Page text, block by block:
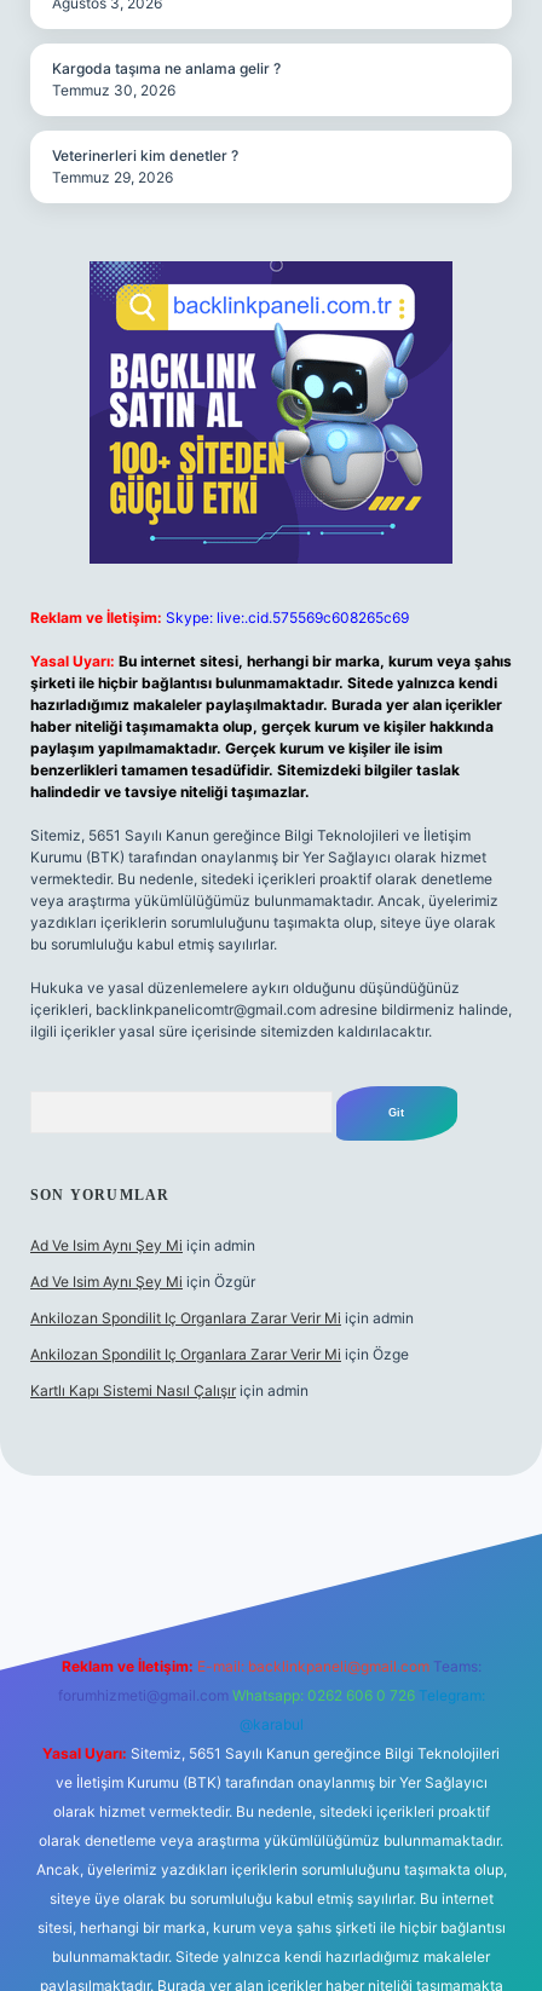
Kargoda taşıma ne anlama gelir ?
Temmuz 30, 2026
Veterinerleri kim denetler ?
Temmuz 29, 2026
Reklam ve İletişim: Skype: live:.cid.575569c608265c69
Yasal Uyarı: Bu internet sitesi, herhangi bir marka, kurum veya şahıs
şirketi ile hiçbir bağlantısı bulunmamaktadır. Sitede yalnızca kendi
hazırladığımız makaleler paylaşılmaktadır. Burada yer alan içerikler
haber niteliği taşımamakta olup, gerçek kurum ve kişiler hakkında
paylaşım yapılmamaktadır. Gerçek kurum ve kişiler ile isim
benzerlikleri tamamen tesadüfidir. Sitemizdeki bilgiler taslak
halindedir ve tavsiye niteliği taşımazlar.
Sitemiz, 5651 Sayılı Kanun gereğince Bilgi Teknolojileri ve İletişim
Kurumu (BTK) tarafından onaylanmış bir Yer Sağlayıcı olarak hizmet
vermektedir. Bu nedenle, sitedeki içerikleri proaktif olarak denetleme
veya araştırma yükümlülüğümüz bulunmamaktadır. Ancak, üyelerimiz
yazdıkları içeriklerin sorumluluğunu taşımakta olup, siteye üye olarak
bu sorumluluğu kabul etmiş sayılırlar.
Hukuka ve yasal düzenlemelere aykırı olduğunu düşündüğünüz
içerikleri, backlinkpanelicomtr@gmail.com adresine bildirmeniz halinde,
ilgili içerikler yasal süre içerisinde sitemizden kaldırılacaktır.
SON YORUMLAR
Ad Ve Isim Aynı Şey Mi için admin
Ad Ve Isim Aynı Şey Mi için Özgür
Ankilozan Spondilit Iç Organlara Zarar Verir Mi için admin
Ankilozan Spondilit Iç Organlara Zarar Verir Mi için Özge
Kartlı Kapı Sistemi Nasıl Çalışır için admin
Reklam ve İletişim: E-mail: backlinkpaneli@gmail.com Teams:
forumhizmeti@gmail.com Whatsapp: 0262 606 0 726 Telegram:
@karabul
Yasal Uyarı: Sitemiz, 5651 Sayılı Kanun gereğince Bilgi Teknolojileri
ve İletişim Kurumu (BTK) tarafından onaylanmış bir Yer Sağlayıcı
olarak hizmet vermektedir. Bu nedenle, sitedeki içerikleri proaktif
olarak denetleme veya araştırma yükümlülüğümüz bulunmamaktadır.
Ancak, üyelerimiz yazdıkları içeriklerin sorumluluğunu taşımakta olup,
siteye üye olarak bu sorumluluğu kabul etmiş sayılırlar. Bu internet
sitesi, herhangi bir marka, kurum veya şahıs şirketi ile hiçbir bağlantısı
bulunmamaktadır. Sitede yalnızca kendi hazırladığımız makaleler
paylaşılmaktadır. Burada yer alan içerikler haber niteliği taşımamakta